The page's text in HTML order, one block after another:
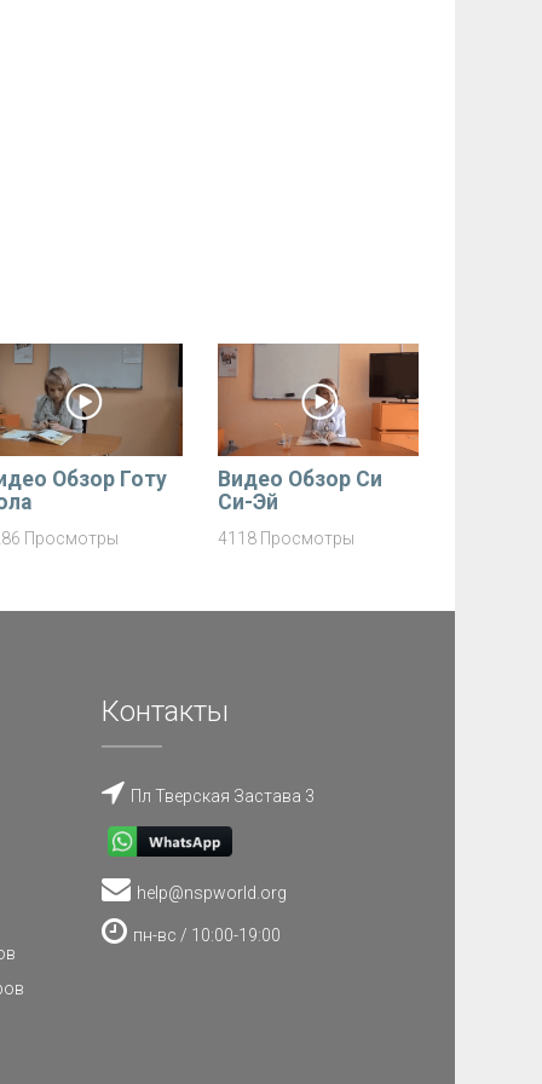
Обзор Готу
Просмотры
Видео Обзор Си
Си-Эй
4118 Просмотры
Контакты
Пл Тверская Застава 3
help@nspworld.org
пн-вс / 10:00-19:00